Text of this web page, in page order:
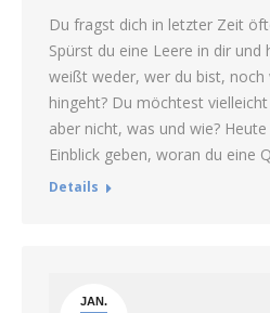
Du fragst dich in letzter Zeit
Spürst du eine Leere in dir und
weißt weder, wer du bist, noch
hingeht? Du möchtest
aber nicht, was und wie?
Einblick geben, woran du eine
Details
JAN.